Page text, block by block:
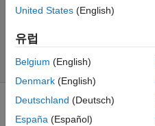
11월 2
조회 수:
12 (30일)
United States (English)
유럽
Belgium (English)
Denmark (English)
Deutschland (Deutsch)
España (Español)